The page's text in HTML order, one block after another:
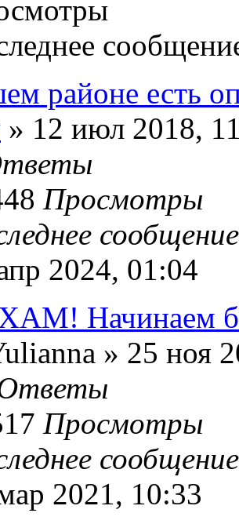
районе есть
» 12 июл 2018,
Просмотры
2024, 01:04
Начинаем
» 25 ноя
Просмотры
2021, 10:33